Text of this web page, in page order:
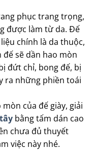
phục trang trọng,
được làm từ da. Đế
chính là da thuộc,
sẽ dần hao mòn
đứt chỉ, bong đế, bị
ra những phiền toái
của đế giày, giải
bằng tấm dán cao
chưa đủ thuyết
việc này nhé.